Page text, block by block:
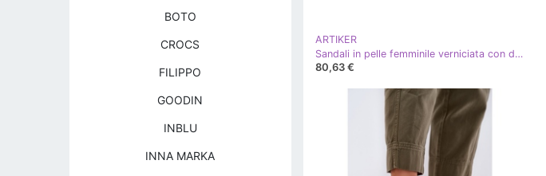
ARTIKER
Sandali in pelle femminile verniciata con dettagli decorativi artiker 56c0691 nero
80,63 €
BOTO
CROCS
FILIPPO
GOODIN
INBLU
INNA MARKA